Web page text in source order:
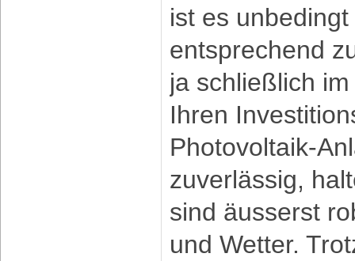
ist es
entsprechend
ja schließlich
Ihren
Photovoltaik-
zuverlässig,
sind äusserst
und Wetter.